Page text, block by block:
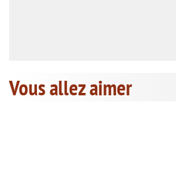
Vous allez aimer